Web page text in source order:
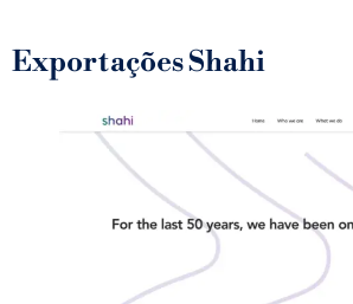
Exportações Shahi